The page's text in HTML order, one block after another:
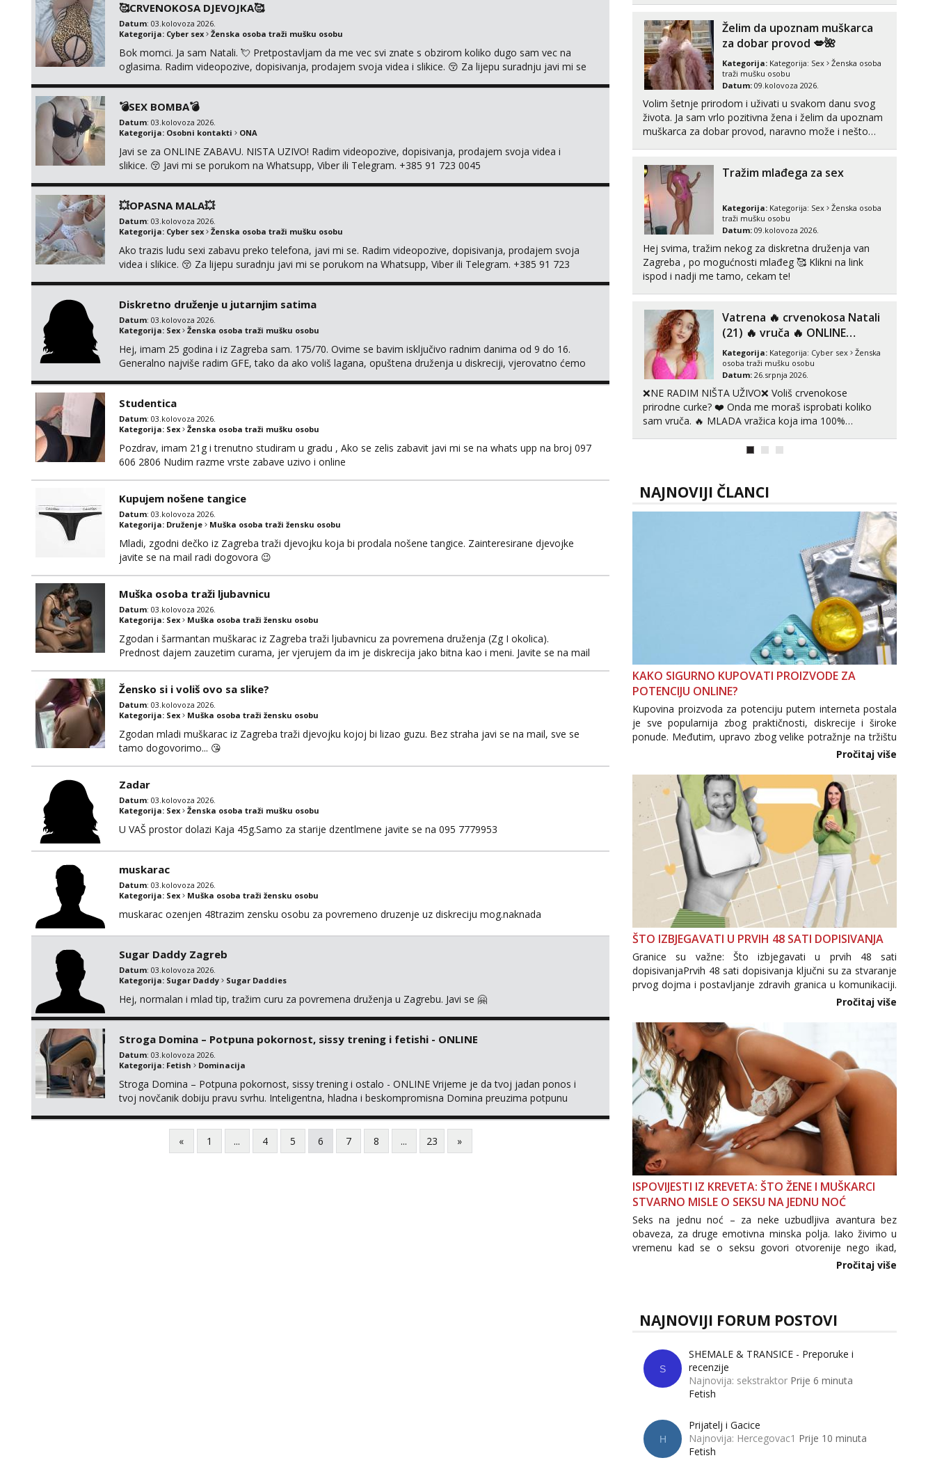
dovoljna uvije...
🥰CRVENOKOSA DJEVOJKA🥰
Datum: 03.kolovoza 2026.
Kategorija: Cyber sex Ženska osoba traži mušku osobu
Bok momci. Ja sam Natali. 💘 Pretpostavljam da me vec svi znate s obzirom koliko dugo sam vec na
oglasima. Radim videopozive, dopisivanja, prodajem svoja videa i slikice. 😚 Za lijepu suradnju javi mi se
💣SEX BOMBA💣
Datum: 03.kolovoza 2026.
Kategorija: Osobni kontakti ONA
Javi se za ONLINE ZABAVU. NISTA UZIVO! Radim videopozive, dopisivanja, prodajem svoja videa i
slikice. 😚 Javi mi se porukom na Whatsupp, Viber ili Telegram. +385 91 723 0045
💥OPASNA MALA💥
Datum: 03.kolovoza 2026.
Kategorija: Cyber sex Ženska osoba traži mušku osobu
Ako trazis ludu sexi zabavu preko telefona, javi mi se. Radim videopozive, dopisivanja, prodajem svoja
videa i slikice. 😚 Za lijepu suradnju javi mi se porukom na Whatsupp, Viber ili Telegram. +385 91 723
Diskretno druženje u jutarnjim satima
Datum: 03.kolovoza 2026.
Kategorija: Sex Ženska osoba traži mušku osobu
Hej, imam 25 godina i iz Zagreba sam. 175/70. Ovime se bavim isključivo radnim danima od 9 do 16.
Generalno najviše radim GFE, tako da ako voliš lagana, opuštena druženja u diskreciji, vjerovatno ćemo
Studentica
Datum: 03.kolovoza 2026.
Kategorija: Sex Ženska osoba traži mušku osobu
Pozdrav, imam 21g i trenutno studiram u gradu , Ako se zelis zabavit javi mi se na whats upp na broj 097
606 2806 Nudim razme vrste zabave uzivo i online
Kupujem nošene tangice
Datum: 03.kolovoza 2026.
Kategorija: Druženje Muška osoba traži žensku osobu
Mladi, zgodni dečko iz Zagreba traži djevojku koja bi prodala nošene tangice. Zainteresirane djevojke
javite se na mail radi dogovora 😉
Muška osoba traži ljubavnicu
Datum: 03.kolovoza 2026.
Kategorija: Sex Muška osoba traži žensku osobu
Zgodan i šarmantan muškarac iz Zagreba traži ljubavnicu za povremena druženja (Zg I okolica).
Prednost dajem zauzetim curama, jer vjerujem da im je diskrecija jako bitna kao i meni. Javite se na mail
Žensko si i voliš ovo sa slike?
Datum: 03.kolovoza 2026.
Kategorija: Sex Muška osoba traži žensku osobu
Zgodan mladi muškarac iz Zagreba traži djevojku kojoj bi lizao guzu. Bez straha javi se na mail, sve se
tamo dogovorimo... 😘
Zadar
Datum: 03.kolovoza 2026.
Kategorija: Sex Ženska osoba traži mušku osobu
U VAŠ prostor dolazi Kaja 45g.Samo za starije dzentlmene javite se na 095 7779953
muskarac
Datum: 03.kolovoza 2026.
Kategorija: Sex Muška osoba traži žensku osobu
muskarac ozenjen 48trazim zensku osobu za povremeno druzenje uz diskreciju mog.naknada
Sugar Daddy Zagreb
Datum: 03.kolovoza 2026.
Kategorija: Sugar Daddy Sugar Daddies
Hej, normalan i mlad tip, tražim curu za povremena druženja u Zagrebu. Javi se 🤗
Stroga Domina – Potpuna pokornost, sissy trening i fetishi - ONLINE
Datum: 03.kolovoza 2026.
Kategorija: Fetish Dominacija
Stroga Domina – Potpuna pokornost, sissy trening i ostalo - ONLINE Vrijeme je da tvoj jadan ponos i
tvoj novčanik dobiju pravu svrhu. Inteligentna, hladna i beskompromisna Domina preuzima potpunu
žude za strogim zapovijedima, sissy transformacijom (rublje, elegancija) i potpunim psiholo...
«
1 ... 4 5 6 7 8 ... 23 »
Zara
Čekam tvoj poziv!
Tel: 064/677-677
- Kod: #123
tel:0,93€ - mob:1,12€ min
Anđela
Čekam tvoj poziv!
vidjeti na videopozivu. 😉 S vama sam vec 5 ...
Želim da upoznam muškarca
za dobar provod 💋🌺
Kategorija: Kategorija: Sex
Ženska osoba
traži mušku osobu
Datum: 09.kolovoza 2026.
Volim šetnje prirodom i uživati u svakom danu svog
života. Ja sam vrlo pozitivna žena i želim da upoznam
muškarca za dobar provod, naravno može i nešto
Tražim mlađega za sex
Kategorija: Kategorija: Sex
Ženska osoba
traži mušku osobu
Datum: 09.kolovoza 2026.
Hej svima, tražim nekog za diskretna druženja van
Zagreba , po mogućnosti mlađeg 🥰 Klikni na link
ispod i nadji me tamo, cekam te!
Vatrena ‎️‍🔥 crvenokosa Natali
(21) ‎️‍🔥 vruča‎ ️‍🔥 ONLINE
ZABAVA
Kategorija: Kategorija: Cyber sex
Ženska
osoba traži mušku osobu
Datum: 26.srpnja 2026.
❌NE RADIM NIŠTA UŽIVO❌ Voliš crvenokose
prirodne curke? ❤️ Onda me moraš isprobati koliko
sam vruča.‎ ️‍🔥 MLADA vražica koja ima 100%
NAJNOVIJI ČLANCI
KAKO SIGURNO KUPOVATI PROIZVODE ZA
POTENCIJU ONLINE?
Kupovina proizvoda za potenciju putem interneta postala
je sve popularnija zbog praktičnosti, diskrecije i široke
ponude. Međutim, upravo zbog velike potražnje na tržištu
se pojavljuju i brojni krivotvoreni proizvodi, nepouzdane
internetske trgovine te proizvodi nepoznatog podrijetla. ...
Pročitaj više
ŠTO IZBJEGAVATI U PRVIH 48 SATI DOPISIVANJA
Granice su važne: Što izbjegavati u prvih 48 sati
dopisivanjaPrvih 48 sati dopisivanja ključni su za stvaranje
prvog dojma i postavljanje zdravih granica u komunikaciji.
Važno je izbjeći prebrzo otkrivanje osobnih ili intimnih
informacija, jer nepoznata osoba još nije zaslužila to
povjerenje. Takođe...
Pročitaj više
ISPOVIJESTI IZ KREVETA: ŠTO ŽENE I MUŠKARCI
STVARNO MISLE O SEKSU NA JEDNU NOĆ
Seks na jednu noć – za neke uzbudljiva avantura bez
obaveza, za druge emotivna minska polja. Iako živimo u
vremenu kad se o seksu govori otvorenije nego ikad,
tema „jedne noći strasti“ i dalje izaziva burne rasprave. Što
Pročitaj više
NAJNOVIJI FORUM POSTOVI
S
SHEMALE & TRANSICE - Preporuke i
recenzije
Najnovija: sekstraktor Prije 6 minuta
Fetish
H
Prijatelj i Gacice
Najnovija: Hercegovac1 Prije 10 minuta
Fetish